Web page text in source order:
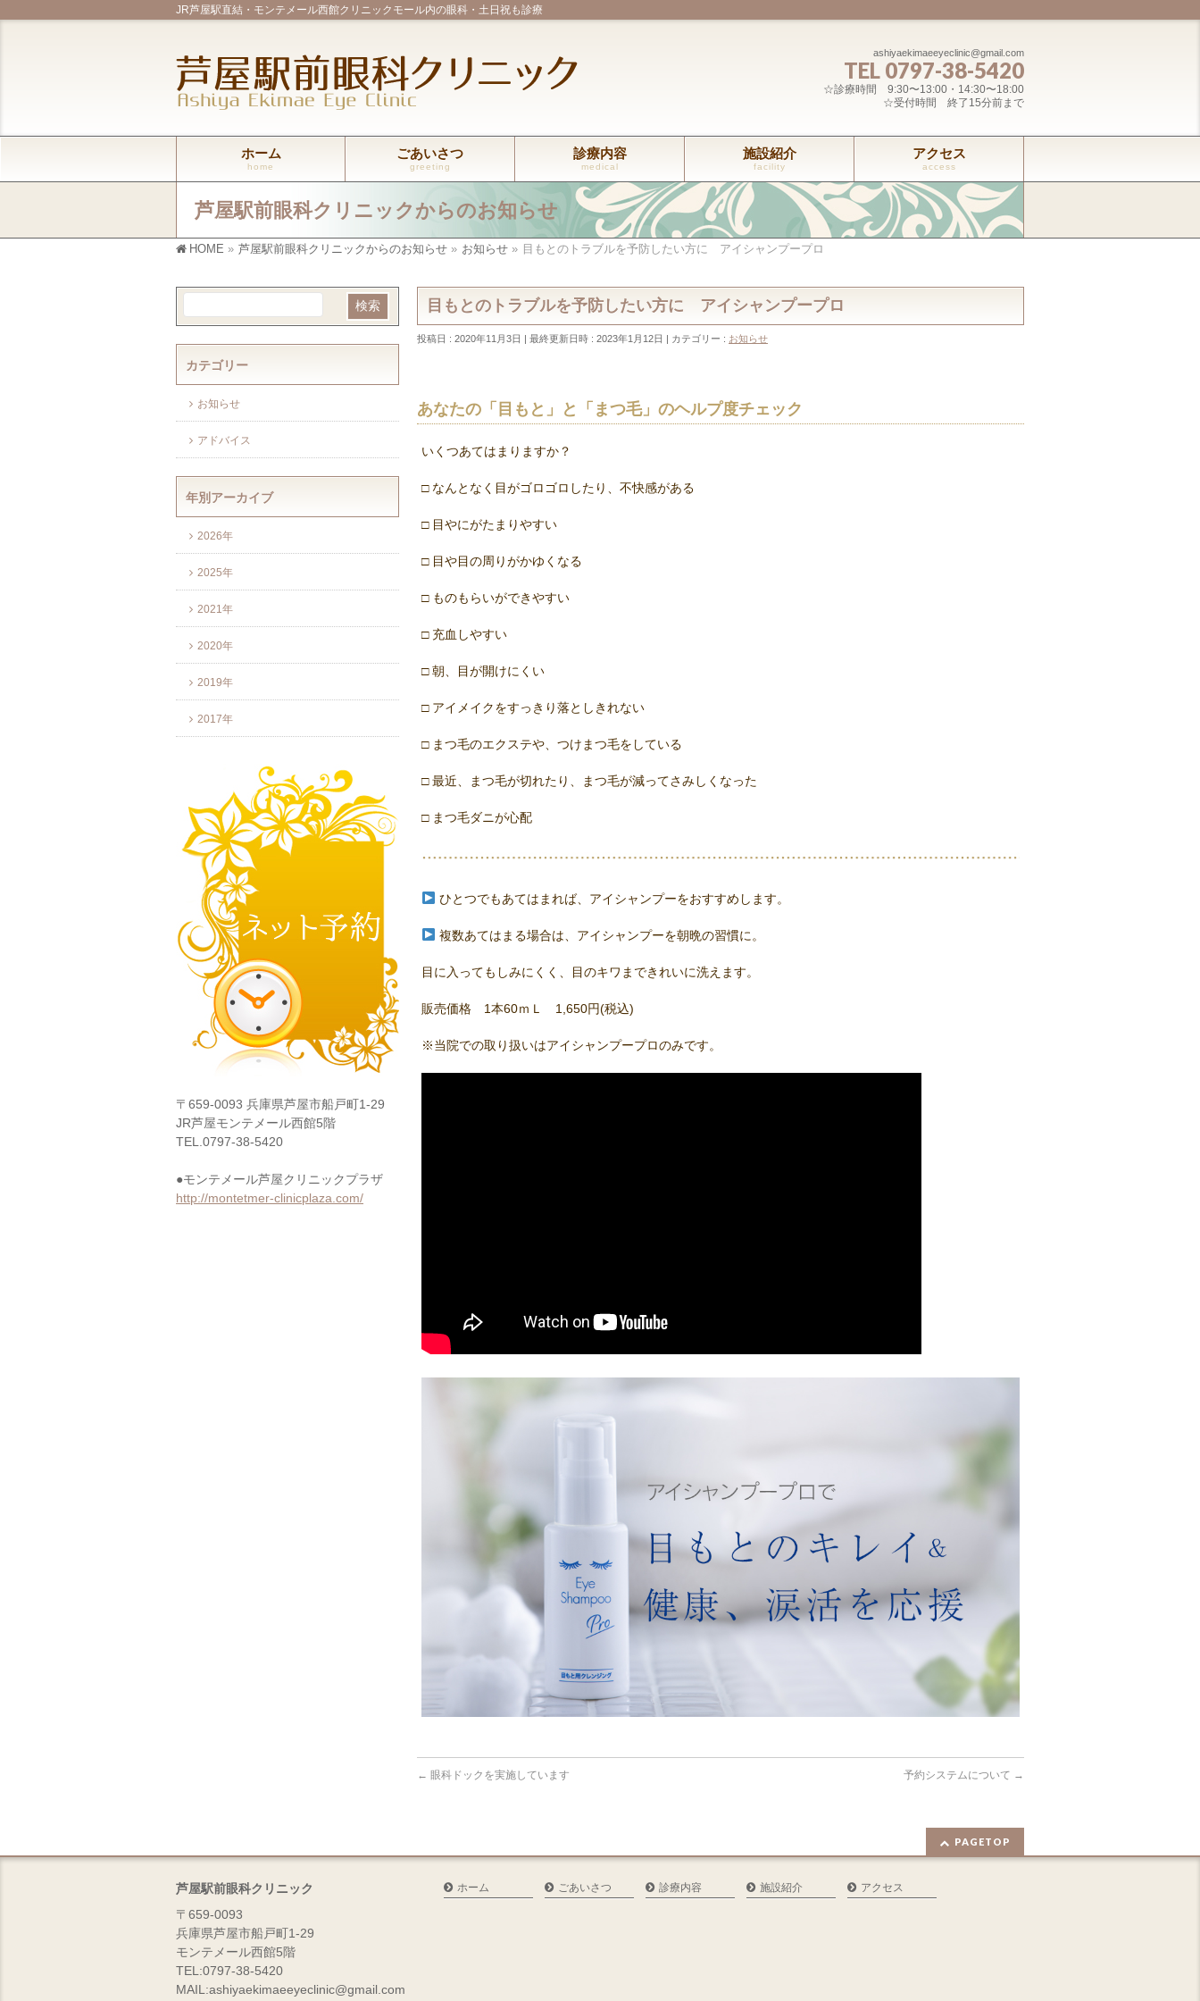
JR芦屋駅直結・モンテメール西館クリニックモール内の眼科・土日祝も診療
ashiyaekimaeeyeclinic@gmail.com
TEL 0797-38-5420
☆診療時間 9:30〜13:00・14:30〜18:00
☆受付時間 終了15分前まで
ホーム
home
ごあいさつ
greeting
診療内容
medical
施設紹介
facility
アクセス
access
芦屋駅前眼科クリニックからのお知らせ
HOME » 芦屋駅前眼科クリニックからのお知らせ » お知らせ » 目もとのトラブルを予防したい方に アイシャンプープロ
目もとのトラブルを予防したい方に アイシャンプープロ
投稿日 : 2020年11月3日 最終更新日時 : 2023年1月12日 カテゴリー : お知らせ
あなたの「目もと」と「まつ毛」のヘルプ度チェック
いくつあてはまりますか？
□ なんとなく目がゴロゴロしたり、不快感がある
□ 目やにがたまりやすい
□ 目や目の周りがかゆくなる
□ ものもらいができやすい
□ 充血しやすい
□ 朝、目が開けにくい
□ アイメイクをすっきり落としきれない
□ まつ毛のエクステや、つけまつ毛をしている
□ 最近、まつ毛が切れたり、まつ毛が減ってさみしくなった
□ まつ毛ダニが心配
ひとつでもあてはまれば、アイシャンプーをおすすめします。
複数あてはまる場合は、アイシャンプーを朝晩の習慣に。
目に入ってもしみにくく、目のキワまできれいに洗えます。
販売価格 1本60ｍＬ 1,650円(税込)
※当院での取り扱いはアイシャンプープロのみです。
← 眼科ドックを実施しています 予約システムについて →
カテゴリー
お知らせ
アドバイス
年別アーカイブ
2026年
2025年
2021年
2020年
2019年
2017年
〒659-0093 兵庫県芦屋市船戸町1-29
JR芦屋モンテメール西館5階
TEL.0797-38-5420
●モンテメール芦屋クリニックプラザ
http://montetmer-clinicplaza.com/
PAGETOP
芦屋駅前眼科クリニック
〒659-0093
兵庫県芦屋市船戸町1-29
モンテメール西館5階
TEL:0797-38-5420
MAIL:ashiyaekimaeeyeclinic@gmail.com
ホーム ごあいさつ 診療内容 施設紹介 アクセス